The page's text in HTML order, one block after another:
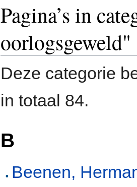
Pagina’s in
oorlogsgeweld"
Deze categorie
in totaal 84.
B
Beenen,